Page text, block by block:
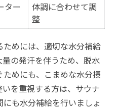
ター
体調に合わせて調
整
めには、適切な水分補給
の発汗を伴うため、脱水
めにも、こまめな水分摂
を重視する方は、サウナ
も水分補給を行いましょ